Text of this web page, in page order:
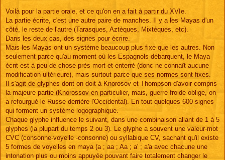
Voilà pour la partie orale, et ce qu'on en a fait à partir du XVIe.
La partie écrite, c'est une autre paire de manches. Il y a les Mayas d'un
côté, le reste de l'autre (Tarasques, Aztèques, Mixtèques, etc).
Dans les deux cas, des signes pour écrire.
Mais les Mayas ont un système beaucoup plus fixe que les autres. Non
seulement parce qu'au moment où les Espagnols débarquent, le Maya
écrit est à peu de chose près mort et enterré (donc ne connaît aucune
modification ultérieure), mais surtout parce que ses normes sont fixes.
Il s'agit de glyphes dont on doit à Knorosov et Thompson d'avoir compris
la majeure partie (Knorossov en particulier, mais, guerre froide oblige, on
a refourgué le Russe derrière l'Occidental). En tout quelques 600 signes
qui forment un système logographique.
Chaque glyphe influence le suivant, dans une combinaison allant de 1 à 5
glyphes (la plupart du temps 2 ou 3). Le glyphe a souvent une valeur-mot
CVC (consonne-voyelle -consonne) ou syllabique CV, sachant qu'il existe
5 formes de voyelles en maya (a ; aa ; Aa ; a' ; a'a avec chacune une
intonation plus ou moins appuyée pouvant faire totalement changer le